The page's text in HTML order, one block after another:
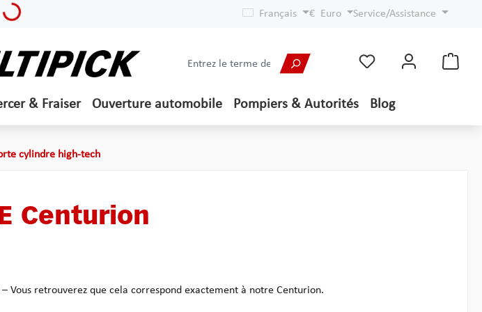
Loading... Français € Euro Service/Assistance
& Fraiser Ouverture automobile Pompiers & Autorités Blog
cylindre high-tech
Centurion
Vous retrouverez que cela correspond exactement à notre Centurion.